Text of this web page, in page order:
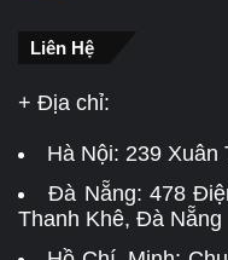
Liên Hệ
+ Địa chỉ:
Hà Nội: 239 Xuân
Đà Nẵng:478
Thanh Khê, Đà Nẵng